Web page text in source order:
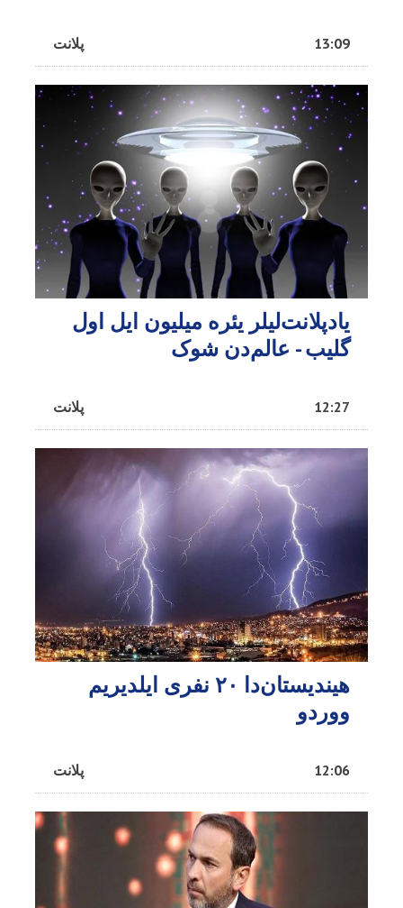
پلانت 13:09
یادپلانت‌لیلر یئره میلیون ایل اول
گلیب - عالم‌دن شوک
پلانت 12:27
هیندیستان‌دا ۲۰ نفری ایلدیریم
ووردو
پلانت 12:06